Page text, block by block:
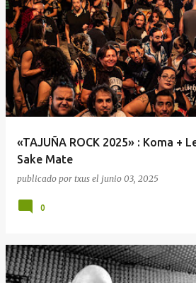
«TAJUÑA ROCK 2025» : Koma +
Sake Mate
publicado por txus el junio 03, 2025
0